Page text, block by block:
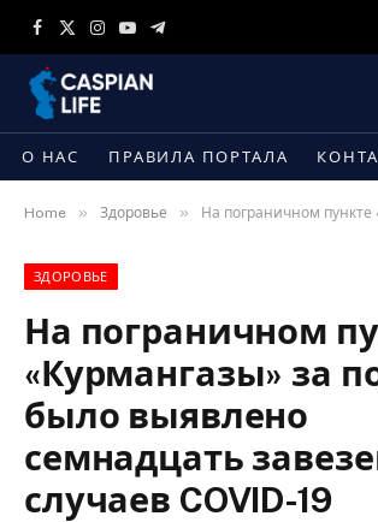
Facebook
X
Instagram
YouTubeTelegram
О НАС ПРАВИЛА ПОРТАЛА
Home » Здоровье » На пограничном пункте «Курмангазы» за полгода было
ЗДОРОВЬЕ
На пограничном
«Курмангазы» за
было выявлено
семнадцать
случаев COVID-19